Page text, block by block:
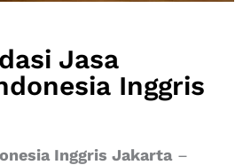
Jasa
Inggris
Inggris Jakarta–